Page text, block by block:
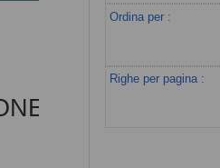
Ordina per :
Righe per pagina :